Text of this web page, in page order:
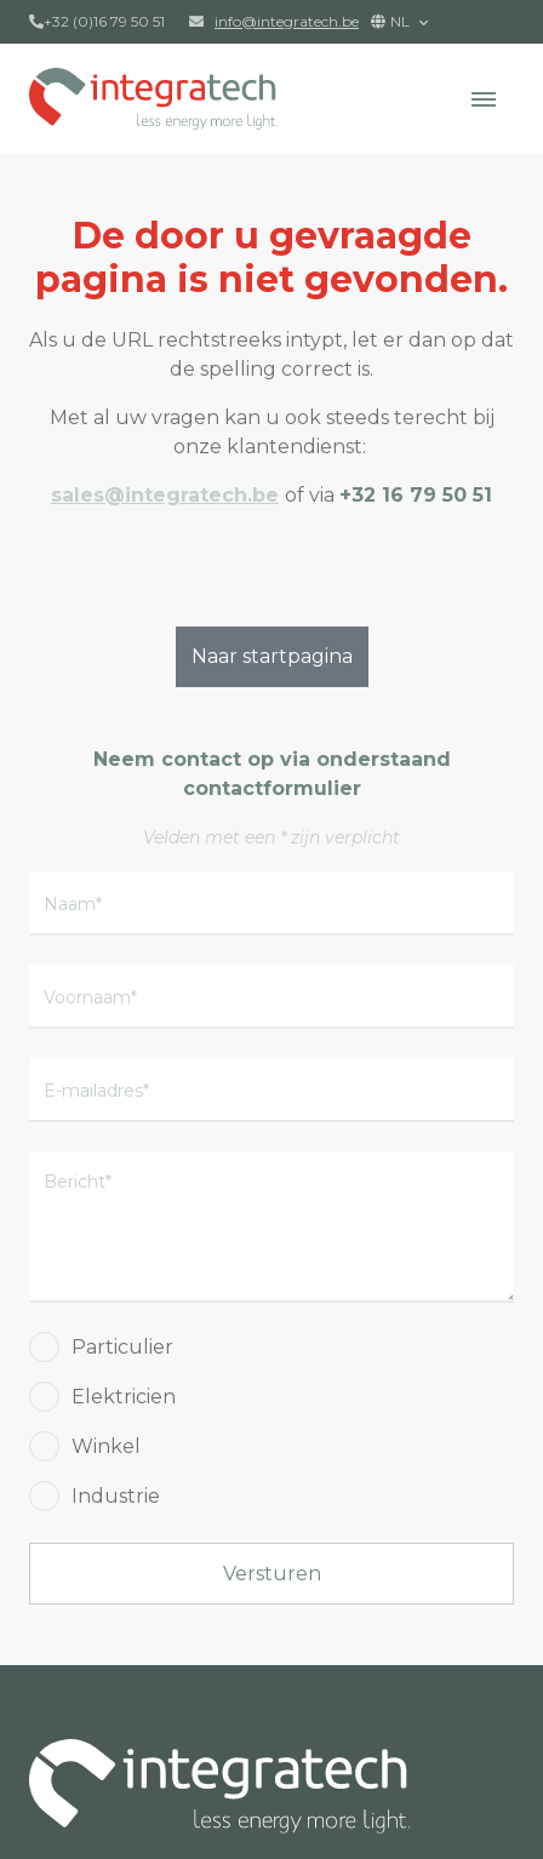
+32 (0)16 79 50 51 info@integratech.be NL
De door u gevraagde
pagina is niet gevonden.
Als u de URL rechtstreeks intypt, let er dan op dat
de spelling correct is.
Met al uw vragen kan u ook steeds terecht bij
onze klantendienst:
sales@integratech.be of via +32 16 79 50 51
Naar startpagina
Neem contact op via onderstaand
contactformulier
Velden met een * zijn verplicht
Particulier
Elektricien
Winkel
Industrie
Versturen